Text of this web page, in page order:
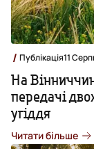
Публікація11
На
передачі
угіддя
Читати більше